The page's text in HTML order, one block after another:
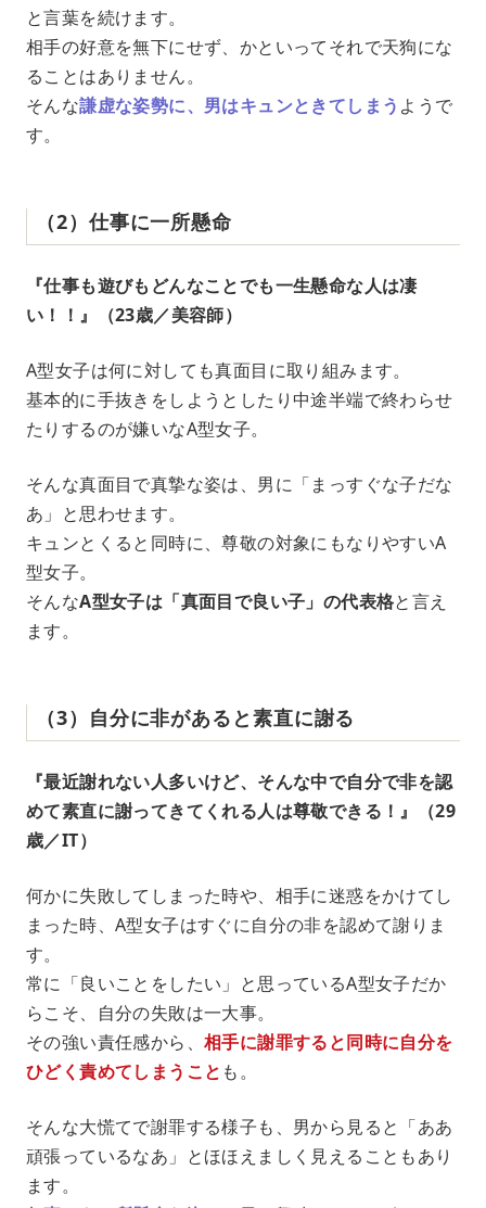
と言葉を続けます。
相手の好意を無下にせず、かといってそれで天狗にな
ることはありません。
そんな謙虚な姿勢に、男はキュンときてしまう ようで
す。
（2）仕事に一所懸命
『仕事も遊びもどんなことでも一生懸命な人は凄
い！！』（23歳／美容師）
A型女子は何に対しても真面目に取り組みます。
基本的に手抜きをしようとしたり中途半端で終わらせ
たりするのが嫌いなA型女子。
そんな真面目で真摯な姿は、男に「まっすぐな子だな
あ」と思わせます。
キュンとくると同時に、尊敬の対象にもなりやすいA
型女子。
そんなA型女子は「真面目で良い子」の代表格と言え
ます。
（3）自分に非があると素直に謝る
『最近謝れない人多いけど、そんな中で自分で非を認
めて素直に謝ってきてくれる人は尊敬できる！』（29
歳／IT）
何かに失敗してしまった時や、相手に迷惑をかけてし
まった時、A型女子はすぐに自分の非を認めて謝りま
す。
常に「良いことをしたい」と思っているA型女子だか
らこそ、自分の失敗は一大事。
その強い責任感から、 相手に謝罪すると同時に自分を
ひどく責めてしまうこと も。
そんな大慌てで謝罪する様子も、男から見ると「ああ
頑張っているなあ」とほほえましく見えることもあり
ます。